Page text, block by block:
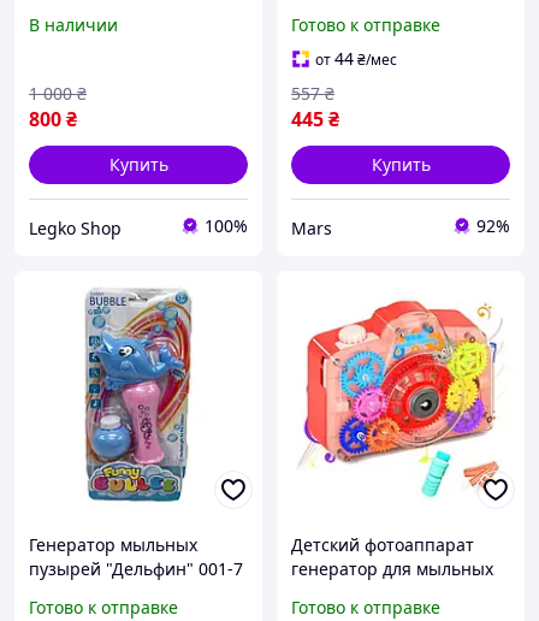
В наличии
800₴
1 000 ₴
Купить
Legko Shop 100%
Розовый mars
Готово к отправке
от44₴/мес
445₴
557 ₴
Купить
Mars 92%
Генератор мыльных
пузырей "Дельфин" 001-7
Готово к отправке
Детский фотоаппарат
генератор для мыльных
Готово к отправке